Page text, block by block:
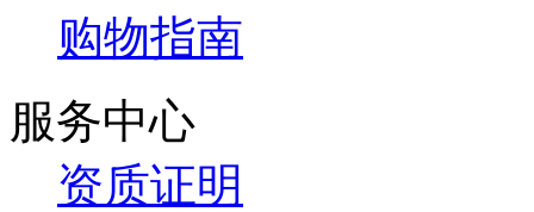
购物指南
服务中心
资质证明